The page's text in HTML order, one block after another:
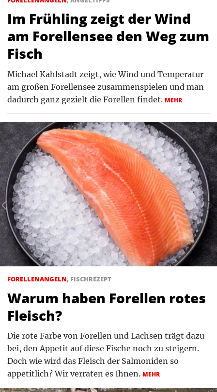
Im Frühling zeigt der Wind
am Forellensee den Weg zum
Fisch
Michael Kahlstadt zeigt, wie Wind und Temperatur
am großen Forellensee zusammenspielen und man
dadurch ganz gezielt die Forellen findet. MEHR
FORELLENANGELN, FISCHREZEPT
Warum haben Forellen rotes
Fleisch?
Die rote Farbe von Forellen und Lachsen trägt dazu
bei, den Appetit auf diese Fische noch zu steigern.
Doch wie wird das Fleisch der Salmoniden so
appetitlich? Wir verraten es Ihnen. MEHR